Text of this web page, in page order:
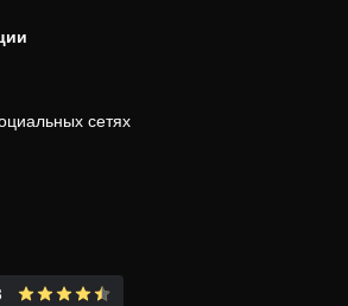
сетях